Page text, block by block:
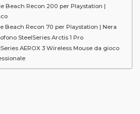
Beach Recon 200 per Playstation |
Beach Recon 70 per Playstation | Nera
SteelSeries Arctis 1 Pro
AEROX 3 Wireless Mouse da gioco